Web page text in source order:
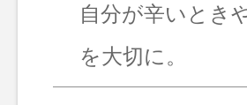
自分が辛いとき
を大切に。